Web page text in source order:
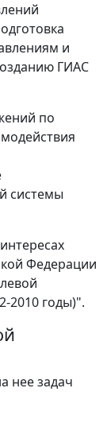
и
ГИАС
по
системы
Федерации
2010 годы)".
нее задач